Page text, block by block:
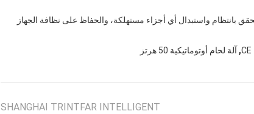
بانتظام واستبدال أي أجزاء مستهلكة، والحفاظ على نظافة الجهاز
, آلة لحام أوتوماتيكية 50 هرتز
SHANGHAI TRINTFAR INTELLIGENT